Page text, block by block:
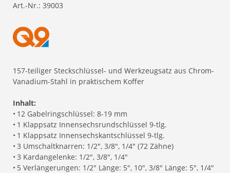
Art.-Nr.: 39003
157-teiliger Steckschlüssel- und Werkzeugsatz aus Chrom-
Vanadium-Stahl in praktischem Koffer
Inhalt:
• 12 Gabelringschlüssel: 8-19 mm
• 1 Klappsatz Innensechsrundschlüssel 9-tlg.
• 1 Klappsatz Innensechskantschlüssel 9-tlg.
• 3 Umschaltknarren: 1/2", 3/8", 1/4" (72 Zähne)
• 3 Kardangelenke: 1/2", 3/8", 1/4"
• 5 Verlängerungen: 1/2" Länge: 5", 10", 3/8" Länge: 5", 1/4"